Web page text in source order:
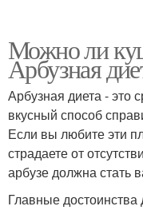
Можно ли
Арбузная
Арбузная диета - это
вкусный способ
Если вы любите эти
страдаете от
арбузе должна стать
Главные